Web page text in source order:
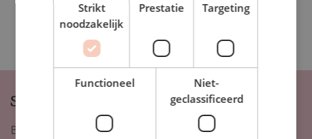
Schrijf je in op onze nieuwsbrief
Blijf op de hoogte van nieuwigheden, inspiratie,
Strikt
noodzakelijk
Prestatie Targeting
Functioneel
Niet-
geclassificeerd